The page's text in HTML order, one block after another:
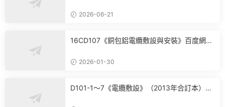
2026-06-21
16CD107《銅包鋁電纜敷設與安裝》百度網盤
2026-01-30
D101-1～7《電纜敷設》（2013年合訂本）百